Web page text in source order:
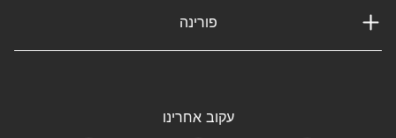
פורינה
עקוב אחרינו